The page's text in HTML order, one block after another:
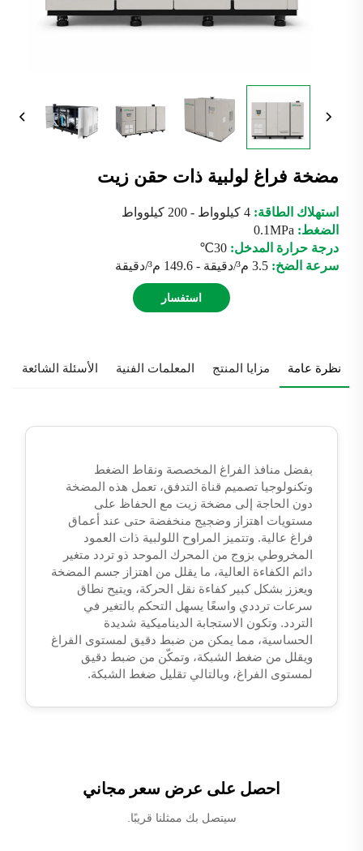
مضخة فراغ لولبية ذات حقن زيت
استهلاك الطاقة: 4 كيلوواط - 200 كيلوواط
الضغط: 0.1MPa
درجة حرارة المدخل: 30℃
سرعة الضخ: 3.5 م³/دقيقة - 149.6 م³/دقيقة
استفسار
نظرة عامة مزايا المنتج المعلمات الفنية الأسئلة الشائعة
بفضل منافذ الفراغ المخصصة ونقاط الضغط
وتكنولوجيا تصميم قناة التدفق، تعمل هذه المضخة
دون الحاجة إلى مضخة زيت مع الحفاظ على
مستويات اهتزاز وضجيج منخفضة حتى عند أعماق
فراغ عالية. وتتميز المراوح اللولبية ذات العمود
المخروطي بزوج من المحرك الموحد ذو تردد متغير
دائم الكفاءة العالية، ما يقلل من اهتزاز جسم المضخة
ويعزز بشكل كبير كفاءة نقل الحركة، ويتيح نطاق
سرعات ترددي واسعًا يسهل التحكم بالتغير في
التردد. وتكون الاستجابة الديناميكية شديدة
الحساسية، مما يمكن من ضبط دقيق لمستوى الفراغ
ويقلل من ضغط الشبكة، وتمكّن من ضبط دقيق
لمستوى الفراغ، وبالتالي تقليل ضغط الشبكة.
احصل على عرض سعر مجاني
سيتصل بك ممثلنا قريبًا.